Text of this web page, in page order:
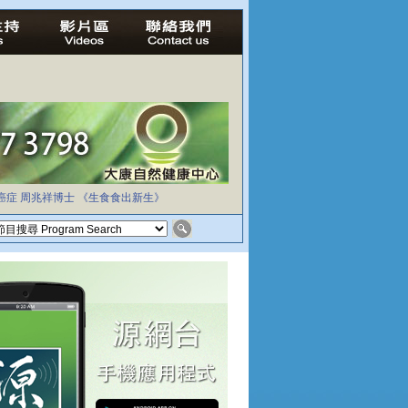
症 周兆祥博士 《生食食出新生》